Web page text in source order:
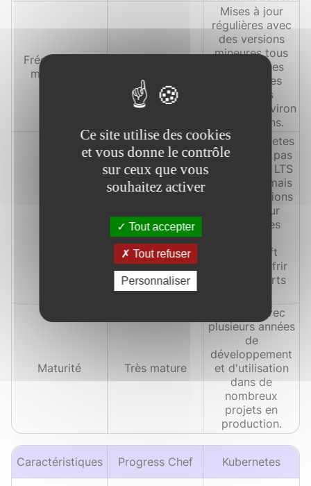
Fréquence de
mise à jour
Mises à jour
régulières avec
des versions
mineures tous
les quelques
mois et des
versions
majeures environ
tous les ans.
Disponible
Non, Kubernetes
ne propose pas
de versions LTS
officielles, mais
les distributions
basées sur
Kubernetes
OpenShift
peuvent offrir
des supports
Maturité Très mature
Mature, avec
plusieurs années
de
développement
et d'utilisation
dans de
nombreux
projets en
production.
Caractéristiques Progress Chef Kubernetes
Ce site utilise des cookies
et vous donne le contrôle
sur ceux que vous
souhaitez activer
Tout accepter
Tout refuser
Personnaliser